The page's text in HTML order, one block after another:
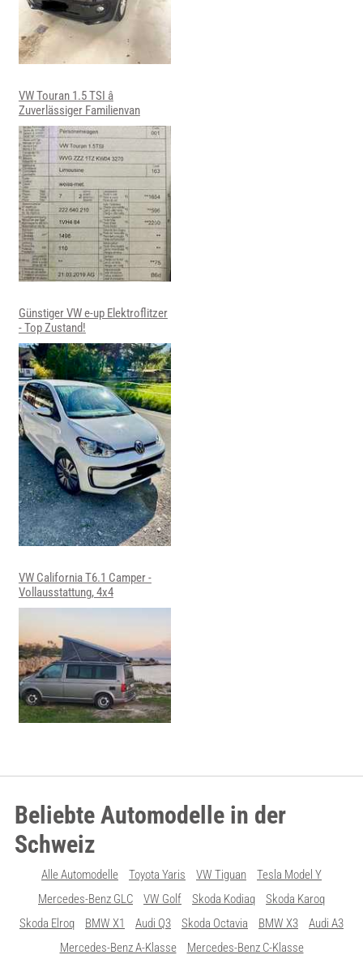
VW Touran 1.5 TSI â
Zuverlässiger Familienvan
Günstiger VW e-up Elektroflitzer
- Top Zustand!
VW California T6.1 Camper -
Vollausstattung, 4x4
Beliebte Automodelle in der
Schweiz
Alle Automodelle Toyota Yaris VW Tiguan
Tesla Model Y
Mercedes-Benz GLC
VW Golf Skoda Kodiaq
Skoda Karoq
Skoda Elroq
BMW X1 Audi Q3 Skoda Octavia BMW X3
Audi A3
Mercedes-Benz A-Klasse
Mercedes-Benz C-Klasse